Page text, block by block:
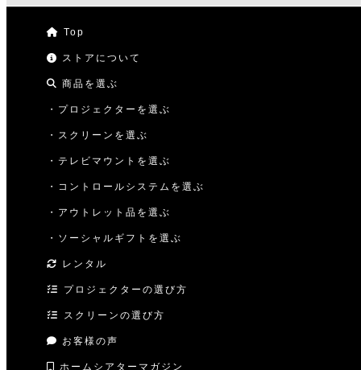
Top
ストアについて
商品を選ぶ
・プロジェクターを選ぶ
・スクリーンを選ぶ
・テレビマウントを選ぶ
・コントロールシステムを選ぶ
・アウトレット品を選ぶ
・ソーシャルギフトを選ぶ
レンタル
プロジェクターの選び方
スクリーンの選び方
お客様の声
ホームシアターマガジン